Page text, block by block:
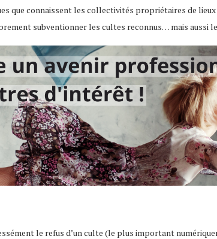
que connaissent les collectivités propriétaires de
subventionner les cultes reconnus… mais aussi
le refus d’un culte (le plus important